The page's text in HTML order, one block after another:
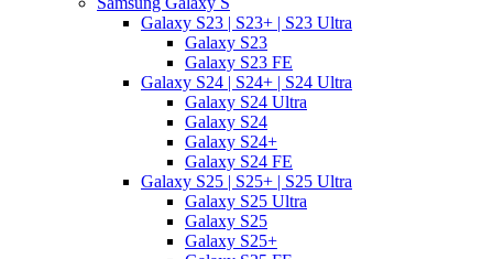
Galaxy S23 | S23+ | S23 Ultra
Galaxy S23
Galaxy S23 FE
Galaxy S24 | S24+ | S24 Ultra
Galaxy S24 Ultra
Galaxy S24
Galaxy S24+
Galaxy S24 FE
Galaxy S25 | S25+ | S25 Ultra
Galaxy S25 Ultra
Galaxy S25
Galaxy S25+